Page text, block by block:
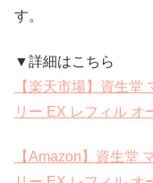
す。
▼詳細はこちら
【楽天市場】資生
リー EX レフィル オ
【Amazon】資生堂